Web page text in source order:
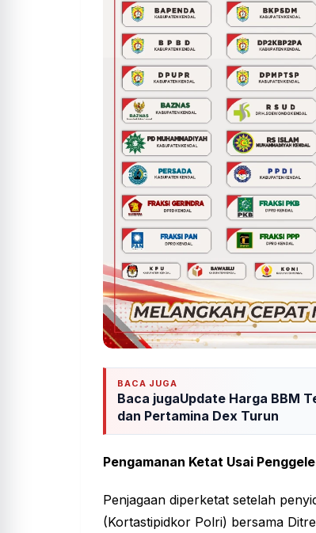
BACA JUGA
Baca jugaUpdate Harga BBM
dan Pertamina Dex Turun
Pengamanan Ketat Usai
Penjagaan diperketat setelah
(Kortastipidkor Polri) bersama